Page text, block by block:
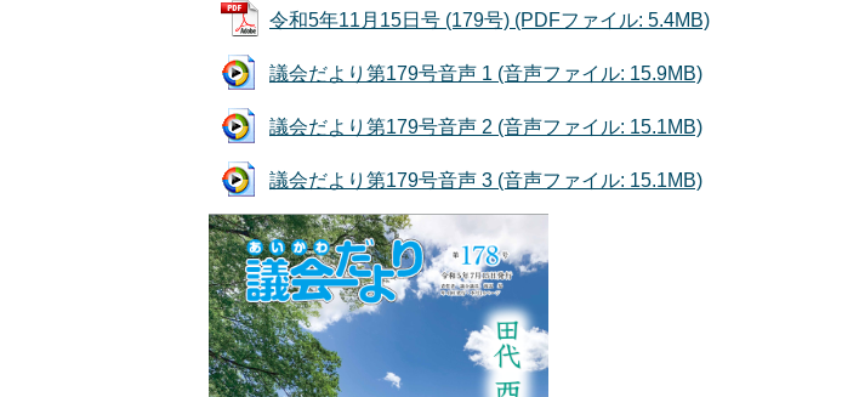
令和5年11月15日号 (179号) (PDFファイル: 5.4MB)
議会だより第179号音声 1 (音声ファイル: 15.9MB)
議会だより第179号音声 2 (音声ファイル: 15.1MB)
議会だより第179号音声 3 (音声ファイル: 15.1MB)